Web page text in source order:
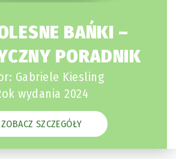
BAŃKI –
PORADNIK
Gabriele Kiesling
wydania 2024
ZOBACZ SZCZEGÓŁY